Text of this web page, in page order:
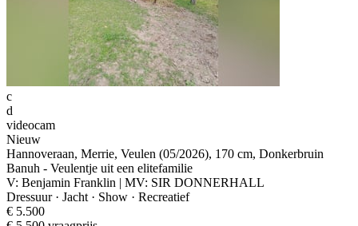
c
d
videocam
Nieuw
Hannoveraan, Merrie, Veulen (05/2026), 170 cm, Donkerbruin
Banuh - Veulentje uit een elitefamilie
V: Benjamin Franklin | MV: SIR DONNERHALL
Dressuur · Jacht · Show · Recreatief
€ 5.500